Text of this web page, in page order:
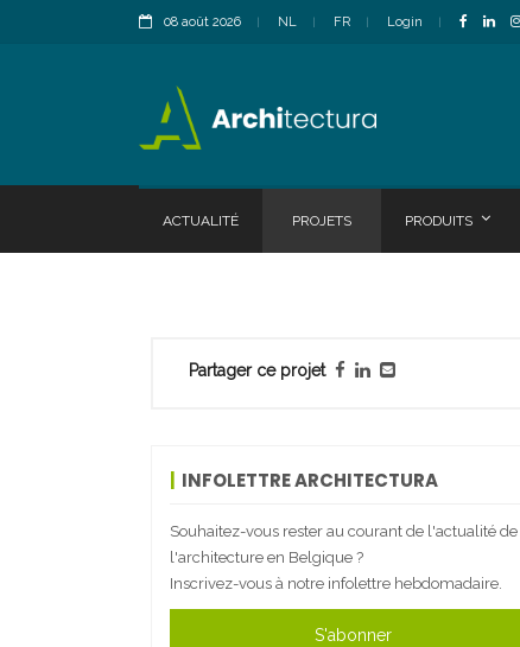
08 août 2026 NL FR Login
ACTUALITÉ PROJETS PRODUITS
Partager ce projet
INFOLETTRE ARCHITECTURA
Souhaitez-vous rester au courant de l'actualité de
l'architecture en Belgique ?
Inscrivez-vous à notre infolettre hebdomadaire.
S'abonner